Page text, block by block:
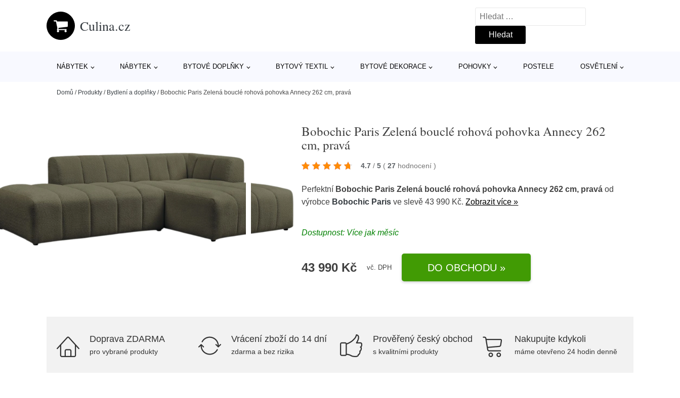
Culina.cz
Vyhledávání
NÁBYTEK NÁBYTEK BYTOVÉ DOPLŇKY BYTOVÝ TEXTIL BYTOVÉ DEKORACE POHOVKY POSTELE OSVĚTLENÍ
Domů / Produkty / Bydlení a doplňky / Bobochic Paris Zelená bouclé rohová pohovka Annecy 262 cm, pravá
Bobochic Paris Zelená bouclé rohová pohovka Annecy 262
cm, pravá
4.7 / 5 ( 27 hodnocení)
Perfektní Bobochic Paris Zelená bouclé rohová pohovka Annecy 262 cm, pravá od
výrobce Bobochic Paris ve slevě 43 990 Kč.Zobrazit více »
Dostupnost: Více jak měsíc
43 990 Kč vč. DPH DO OBCHODU »
Doprava ZDARMA
pro vybrané produkty
Vrácení zboží do 14 dní
zdarma a bez rizika
Prověřený český obchod
s kvalitními produkty
Nakupujte kdykoli
máme otevřeno 24 hodin denně